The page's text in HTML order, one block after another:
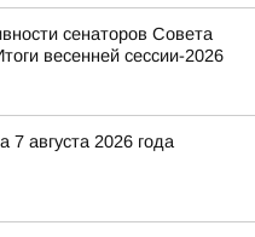
сенаторов Совета
весенней сессии-2026
7 августа 2026 года